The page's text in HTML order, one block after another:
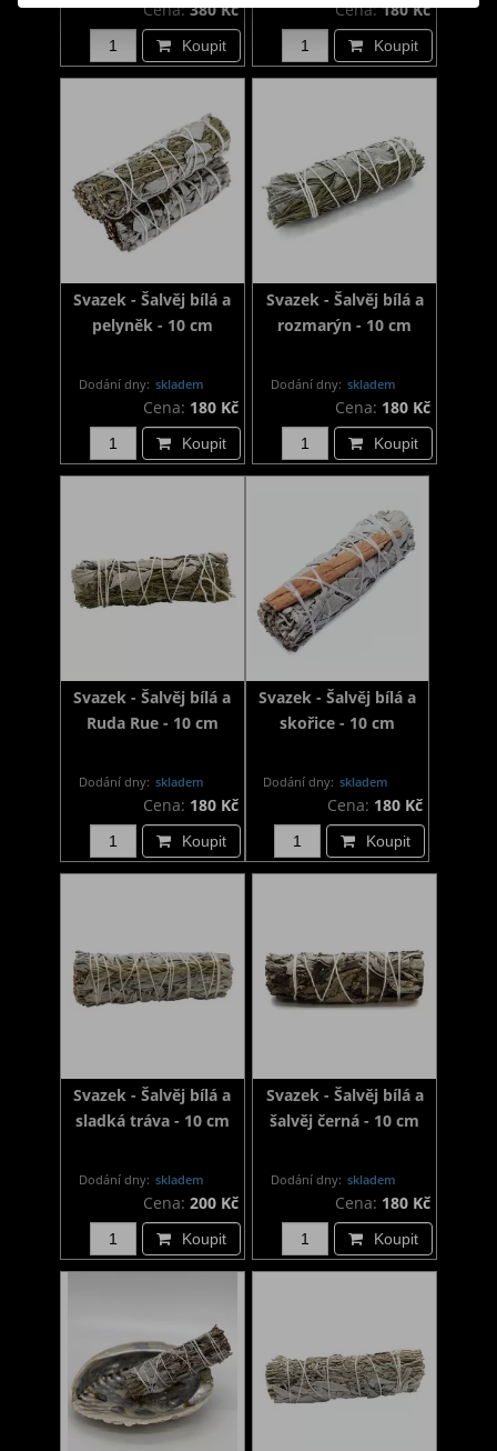
Cena:380 Kč
Koupit
Cena:180 Kč
Koupit
Svazek - Šalvěj bílá a
pelyněk - 10 cm
Dodání dny: skladem
Cena: 180 Kč
Koupit
Svazek - Šalvěj bílá a
rozmarýn - 10 cm
Dodání dny: skladem
Cena: 180 Kč
Koupit
Svazek - Šalvěj bílá a
Ruda Rue - 10 cm
Dodání dny: skladem
Cena: 180 Kč
Koupit
Svazek - Šalvěj bílá a
skořice - 10 cm
Dodání dny: skladem
Cena: 180 Kč
Koupit
Svazek - Šalvěj bílá a
sladká tráva - 10 cm
Dodání dny: skladem
Cena: 200 Kč
Koupit
Svazek - Šalvěj bílá a
šalvěj černá - 10 cm
Dodání dny: skladem
Cena: 180 Kč
Koupit